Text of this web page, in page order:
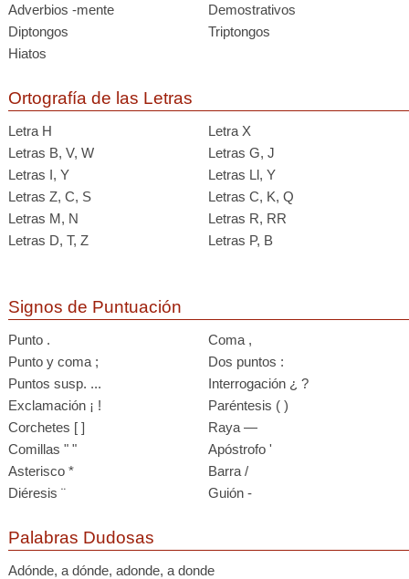
Adverbios -mente
Demostrativos
Diptongos
Triptongos
Hiatos
Ortografía de las Letras
Letra H
Letra X
Letras B, V, W
Letras G, J
Letras I, Y
Letras Ll, Y
Letras Z, C, S
Letras C, K, Q
Letras M, N
Letras R, RR
Letras D, T, Z
Letras P, B
Signos de Puntuación
Punto .
Coma ,
Punto y coma ;
Dos puntos :
Puntos susp. ...
Interrogación ¿ ?
Exclamación ¡ !
Paréntesis ( )
Corchetes [ ]
Raya —
Comillas " "
Apóstrofo '
Asterisco *
Barra /
Diéresis ¨
Guión -
Palabras Dudosas
Adónde, a dónde, adonde, a donde